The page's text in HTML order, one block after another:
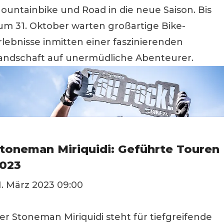
und Road in die neue Saison. Bis
31. Oktober warten großartige Bike-
inmitten einer faszinierenden
auf unermüdliche Abenteurer.
Miriquidi: Geführte Touren
März 2023 09:00
Stoneman Miriquidi steht für tiefgreifende